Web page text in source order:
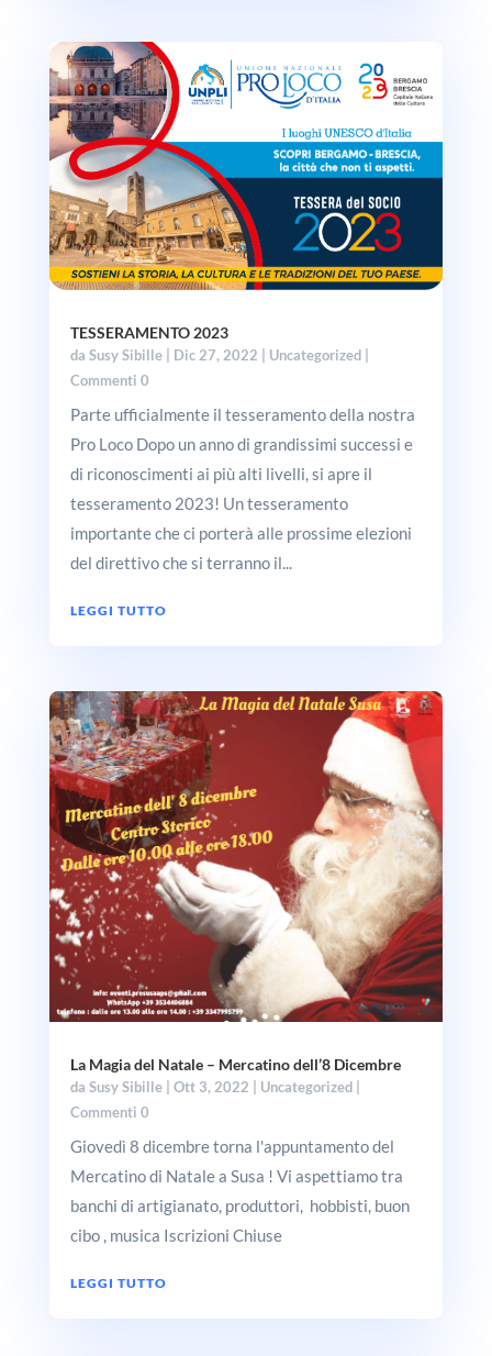
TESSERAMENTO 2023
da Susy Sibille| Dic 27, 2022 Uncategorized|
Commenti 0
Parte ufficialmente il tesseramento della nostra
Pro Loco Dopo un anno di grandissimi successi e
di riconoscimenti ai più alti livelli, si apre il
tesseramento 2023! Un tesseramento
importante che ci porterà alle prossime elezioni
del direttivo che si terranno il...
LEGGI TUTTO
La Magia del Natale – Mercatino dell’8 Dicembre
da Susy Sibille| Ott 3, 2022 Uncategorized|
Commenti 0
Giovedì 8 dicembre torna l'appuntamento del
Mercatino di Natale a Susa ! Vi aspettiamo tra
banchi di artigianato, produttori, hobbisti, buon
cibo , musica Iscrizioni Chiuse
LEGGI TUTTO